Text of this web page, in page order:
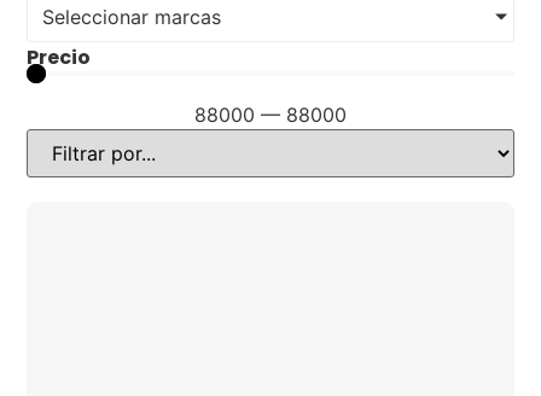
Seleccionar marcas
Precio
88000 — 88000